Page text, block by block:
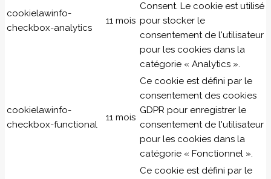
cookielawinfo-
checkbox-analytics
11 mois
Consent. Le cookie est utilisé
pour stocker le
consentement de l'utilisateur
pour les cookies dans la
catégorie « Analytics ».
cookielawinfo-
checkbox-functional
11 mois
Ce cookie est défini par le
consentement des cookies
GDPR pour enregistrer le
consentement de l'utilisateur
pour les cookies dans la
catégorie « Fonctionnel ».
Ce cookie est défini par le